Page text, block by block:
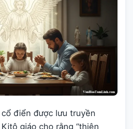
điển được lưu truyền
giáo cho rằng “thiên